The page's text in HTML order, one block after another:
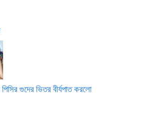
পিসির গুদের ভিতর বীর্যপাত করলো